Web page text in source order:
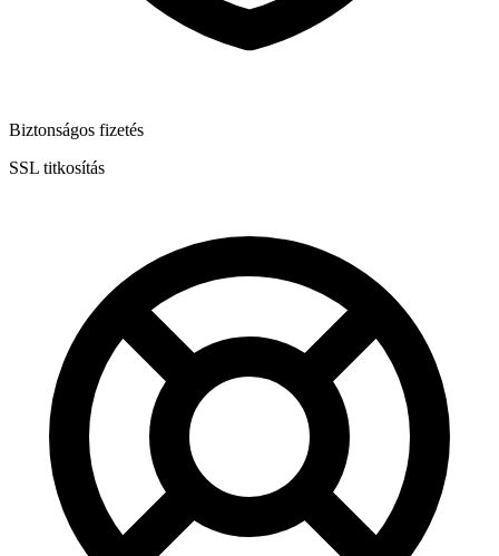
Biztonságos fizetés
SSL titkosítás